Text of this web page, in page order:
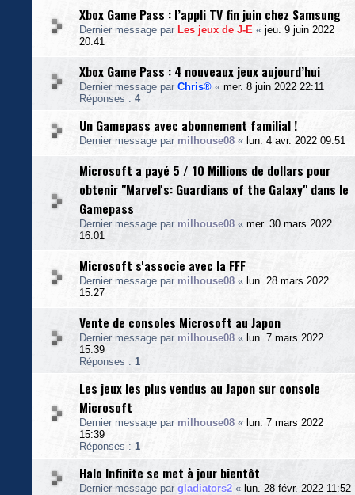
Xbox Game Pass : l’appli TV fin juin chez Samsung
Dernier message par Les jeux de J-E « jeu. 9 juin 2022
20:41
Xbox Game Pass : 4 nouveaux jeux aujourd’hui
Dernier message par Chris® « mer. 8 juin 2022 22:11
Réponses : 4
Un Gamepass avec abonnement familial !
Dernier message par milhouse08 « lun. 4 avr. 2022 09:51
Microsoft a payé 5 / 10 Millions de dollars pour
obtenir "Marvel's: Guardians of the Galaxy" dans le
Gamepass
Dernier message par milhouse08 « mer. 30 mars 2022
16:01
Microsoft s'associe avec la FFF
Dernier message par milhouse08 « lun. 28 mars 2022
15:27
Vente de consoles Microsoft au Japon
Dernier message par milhouse08 « lun. 7 mars 2022
15:39
Réponses : 1
Les jeux les plus vendus au Japon sur console
Microsoft
Dernier message par milhouse08 « lun. 7 mars 2022
15:39
Réponses : 1
Halo Infinite se met à jour bientôt
Dernier message par gladiators2 « lun. 28 févr. 2022 11:52